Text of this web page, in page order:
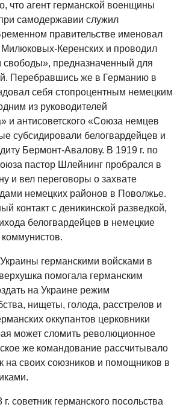
что агент германской военщины
самодержавии служил
правительстве именовал
Керенских и проводил
свободы», предназначенный для
Перебравшись же в Германию в
себя стопроцентным немецким
из руководителей
и антисоветского «Союза немцев
субсидировали белогвардейцев и
Бермонт-Авалову. В 1919 г. по
пастор Шлейнинг пробрался в
и вел переговоры о захвате
немецких районов в Поволжье.
контакт с деникинской разведкой,
белогвардейцев в немецкие
германскими войсками в
помогала германским
на Украине режим
нищеты, голода, расстрелов и
оккупантов церковники
может сломить революционное
же командование рассчитывало
на своих союзников и помощников в
советник германского посольства